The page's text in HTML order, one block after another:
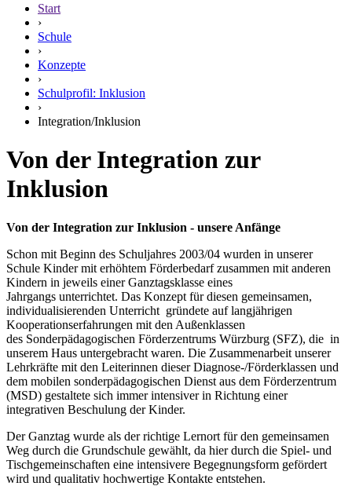
Start
›
Schule
›
Konzepte
›
Schulprofil: Inklusion
›
Integration/Inklusion
Von der Integration zur
Inklusion
Von der Integration zur Inklusion - unsere Anfänge
Schon mit Beginn des Schuljahres 2003/04 wurden in unserer
Schule Kinder mit erhöhtem Förderbedarf zusammen mit anderen
Kindern in jeweils einer Ganztagsklasse eines
Jahrgangs unterrichtet. Das Konzept für diesen gemeinsamen,
individualisierenden Unterricht gründete auf langjährigen
Kooperationserfahrungen mit den Außenklassen
des Sonderpädagogischen Förderzentrums Würzburg (SFZ), die in
unserem Haus untergebracht waren. Die Zusammenarbeit unserer
Lehrkräfte mit den Leiterinnen dieser Diagnose-/Förderklassen und
dem mobilen sonderpädagogischen Dienst aus dem Förderzentrum
(MSD) gestaltete sich immer intensiver in Richtung einer
integrativen Beschulung der Kinder.
Der Ganztag wurde als der richtige Lernort für den gemeinsamen
Weg durch die Grundschule gewählt, da hier durch die Spiel- und
Tischgemeinschaften eine intensivere Begegnungsform gefördert
wird und qualitativ hochwertige Kontakte entstehen.